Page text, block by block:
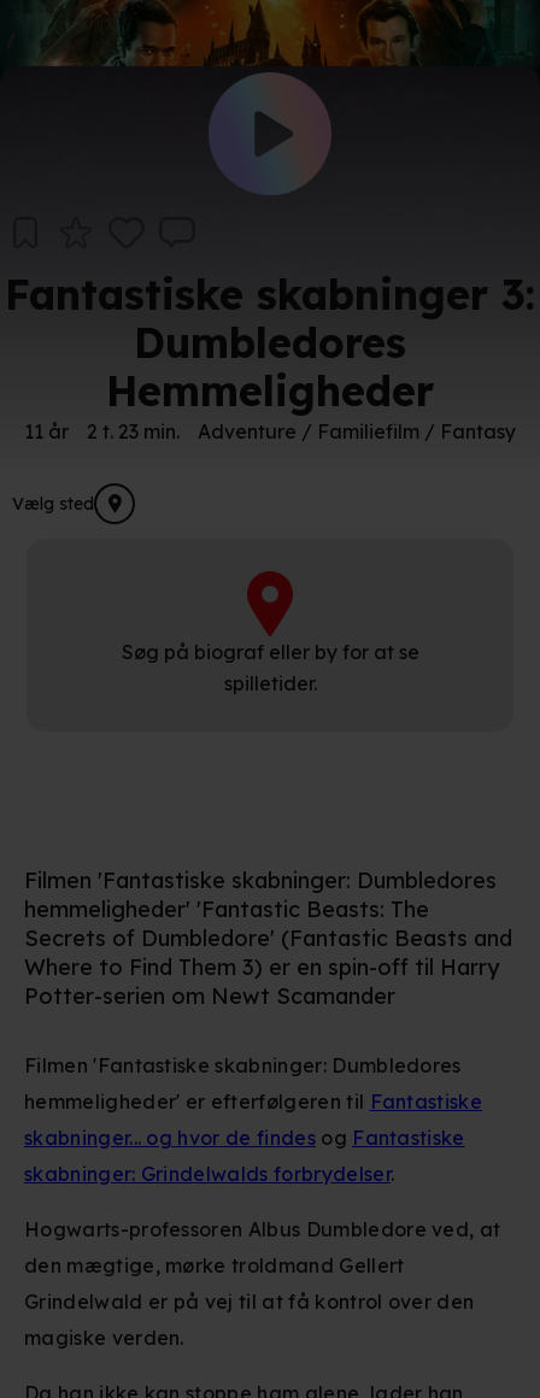
Fantastiske skabninger 3:
Dumbledores
Hemmeligheder
11 år 2 t. 23 min. Adventure / Familiefilm / Fantasy
Vælg sted
Søg på biograf eller by for at se
spilletider.
Filmen 'Fantastiske skabninger: Dumbledores
hemmeligheder' 'Fantastic Beasts: The
Secrets of Dumbledore' (Fantastic Beasts and
Where to Find Them 3) er en spin-off til Harry
Potter-serien om Newt Scamander
Filmen 'Fantastiske skabninger: Dumbledores
hemmeligheder' er efterfølgeren til Fantastiske
skabninger... og hvor de findesog Fantastiske
skabninger: Grindelwalds forbrydelser.
Hogwarts-professoren Albus Dumbledore ved, at
den mægtige, mørke troldmand Gellert
Grindelwald er på vej til at få kontrol over den
magiske verden.
Da han ikke kan stoppe ham alene, lader han